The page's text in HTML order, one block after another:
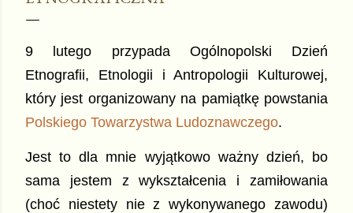
9 lutego przypada Ogólnopolski Dzień
Etnografii, Etnologii i Antropologii Kulturowej,
który jest organizowany na pamiątkę powstania
Polskiego Towarzystwa Ludoznawczego.
Jest to dla mnie wyjątkowo ważny dzień, bo
sama jestem z wykształcenia i zamiłowania
(choć niestety nie z wykonywanego zawodu)